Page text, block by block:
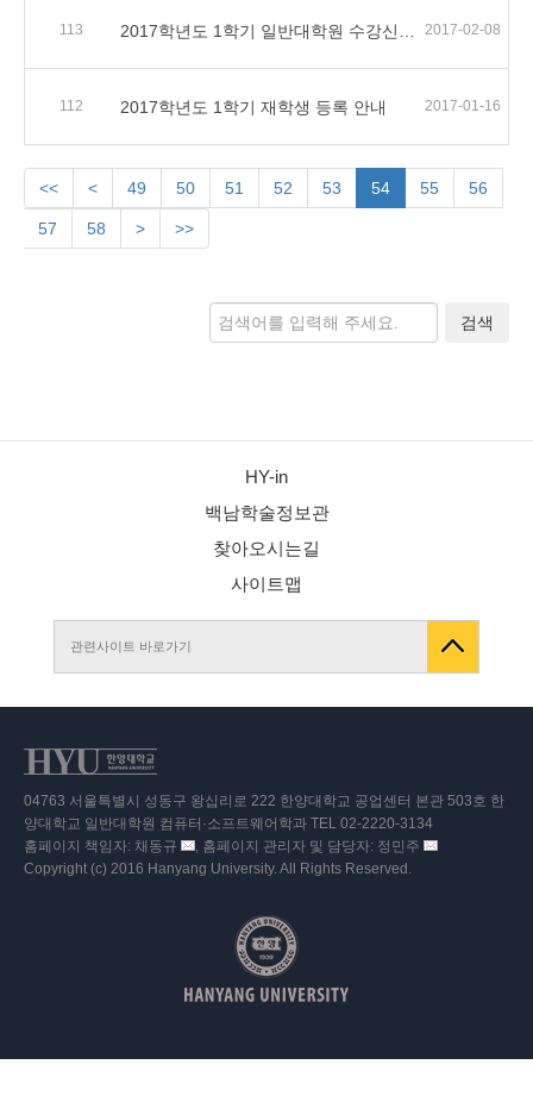
113 2017-02-08
112 2017학년도 1학기 재학생 등록 안내 2017-01-16
<< < 49 50 51 52 53 54 55 56
57 58 > >>
검색
HY-in
백남학술정보관
찾아오시는길
사이트맵
04763 서울특별시 성동구 왕십리로 222 한양대학교 공업센터 본관 503호 한
양대학교 일반대학원 컴퓨터·소프트웨어학과 TEL 02-2220-3134
홈페이지 책임자: 채동규 이
메
, 홈페이지 관리자 및 담당자: 정민주 이
Copyright (c) 2016 Hanyang University. All Rights Reserved.
관련사이트 바로가기